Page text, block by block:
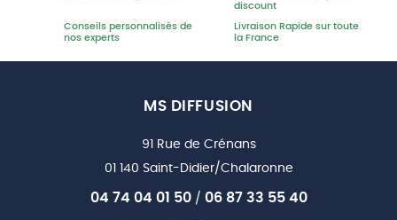
discount
Conseils personnalisés de
nos experts
Livraison Rapide sur toute
la France
MS DIFFUSION
91 Rue de Crénans
01 140 Saint-Didier/Chalaronne
04 74 04 01 50/ 06 87 33 55 40